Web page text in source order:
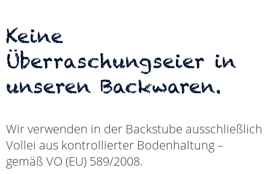
Keine
Überraschungseier in
unseren Backwaren.
Wir verwenden in der Backstube ausschließlich
Vollei aus kontrollierter Bodenhaltung –
gemäß VO (EU) 589/2008.